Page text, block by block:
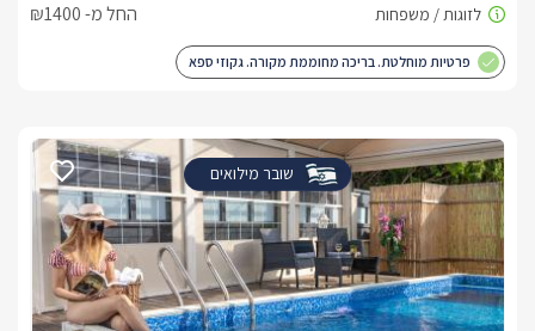
החל מ- ₪1400
פרטיות מוחלטת. בריכה מחוממת מקורה. גקוזי ספא
שובר מילואים